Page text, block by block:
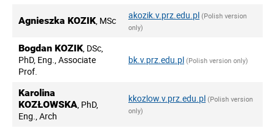
Agnieszka KOZIK, MSc akozik.v.prz.edu.pl (Polish version
only)
Bogdan KOZIK, DSc,
PhD, Eng., Associate
Prof.
bk.v.prz.edu.pl (Polish version only)
Karolina
KOZŁOWSKA, PhD,
Eng., Arch
kkozlow.v.prz.edu.pl (Polish version
only)